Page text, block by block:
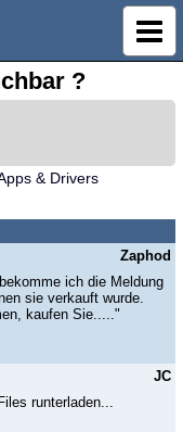
?
& Drivers
Zaphod
ich die Meldung
sie verkauft wurde.
kaufen Sie....."
JC
runterladen...